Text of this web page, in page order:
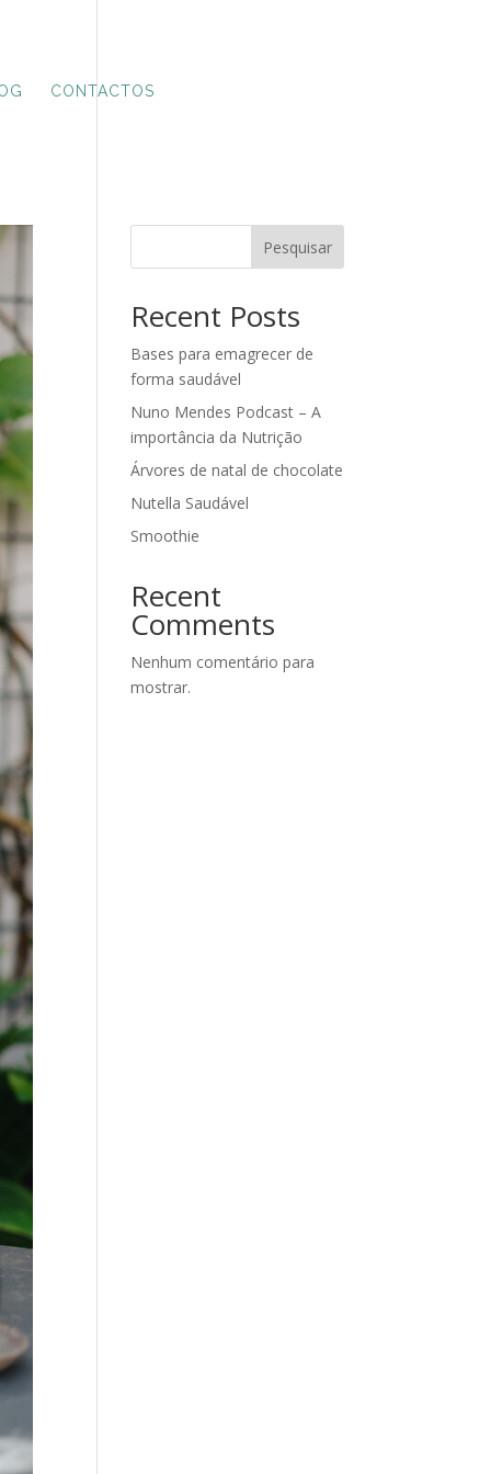
CONTACTOS
Pesquisar
Recent Posts
Bases para emagrecer de
forma saudável
Nuno Mendes Podcast – A
importância da Nutrição
Árvores de natal de chocolate
Nutella Saudável
Smoothie
Recent
Comments
Nenhum comentário para
mostrar.